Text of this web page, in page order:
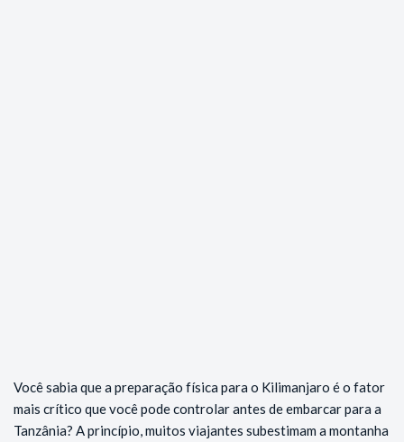
Você sabia que a preparação física para o Kilimanjaro é o fator
mais crítico que você pode controlar antes de embarcar para a
Tanzânia? A princípio, muitos viajantes subestimam a montanha